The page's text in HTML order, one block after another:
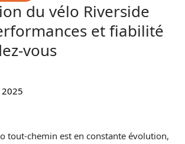
du vélo Riverside
et fiabilité
vous
tout-chemin est en constante évolution,